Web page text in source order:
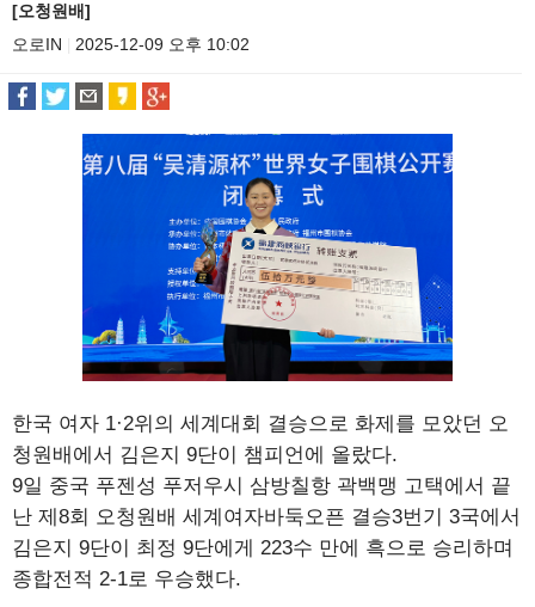
[오청원배]
오로IN
2025-12-09 오후 10:02
한국 여자 1·2위의 세계대회 결승으로 화제를 모았던 오
청원배에서 김은지 9단이 챔피언에 올랐다.
9일 중국 푸젠성 푸저우시 삼방칠항 곽백맹 고택에서 끝
난 제8회 오청원배 세계여자바둑오픈 결승3번기 3국에서
김은지 9단이 최정 9단에게 223수 만에 흑으로 승리하며
종합전적 2-1로 우승했다.